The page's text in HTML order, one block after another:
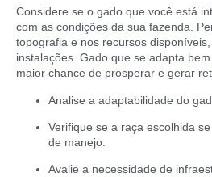
Considere se o gado que você está
com as condições da sua fazenda.
topografia e nos recursos
instalações. Gado que se adapta
maior chance de prosperar e gerar
Analise a adaptabilidade do
Verifique se a raça escolhida
de manejo.
Avalie a necessidade de